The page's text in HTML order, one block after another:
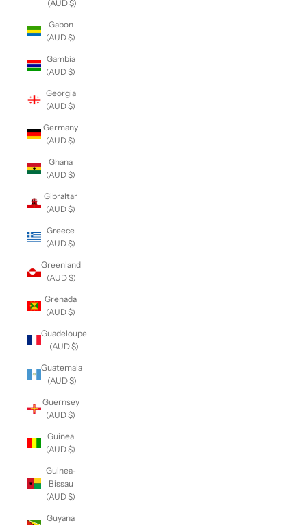
(AUD $)
Gabon
(AUD $)
Gambia
(AUD $)
Georgia
(AUD $)
Germany
(AUD $)
Ghana
(AUD $)
Gibraltar
(AUD $)
Greece
(AUD $)
Greenland
(AUD $)
Grenada
(AUD $)
Guadeloupe
(AUD $)
Guatemala
(AUD $)
Guernsey
(AUD $)
Guinea
(AUD $)
Guinea-
Bissau
(AUD $)
Guyana